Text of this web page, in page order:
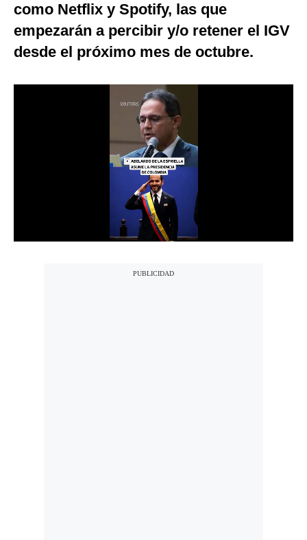
Internacional
Tecnología
como Netflix y Spotify, las que
empezarán a percibir y/o retener el IGV
desde el próximo mes de octubre.